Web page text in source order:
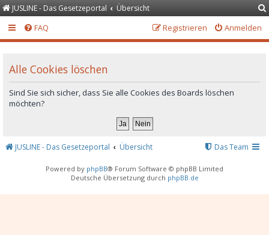
JUSLINE - Das Gesetzeportal Übersicht
FAQ Anmelden
Registrieren
Alle Cookies löschen
Sind Sie sich sicher, dass Sie alle Cookies des Boards löschen
möchten?
JUSLINE - Das Gesetzeportal Übersicht Das Team
Powered by phpBB® Forum Software © phpBB Limited
Deutsche Übersetzung durch phpBB.de